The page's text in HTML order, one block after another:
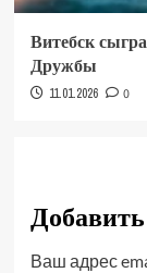
Витебск
Дружбы
11.01.2026 0
Ваш адрес